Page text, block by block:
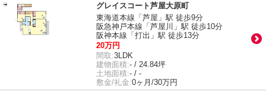
グレイスコート芦屋大原町
東海道本線「芦屋」駅 徒歩9分
阪急神戸本線「芦屋川」駅 徒歩10分
阪神本線「打出」駅 徒歩13分
20万円
間取:3LDK
建物面積:- / 24.84坪
土地面積:- / -
敷金/礼金:0ヶ月/30万円